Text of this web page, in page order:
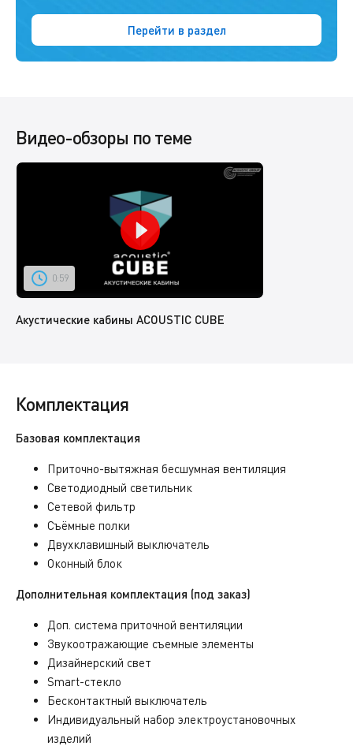
Перейти в раздел
Видео-обзоры по теме
0:59
Акустические кабины ACOUSTIC CUBE
Комплектация
Базовая комплектация
Приточно-вытяжная бесшумная вентиляция
Светодиодный светильник
Сетевой фильтр
Съёмные полки
Двухклавишный выключатель
Оконный блок
Дополнительная комплектация (под заказ)
Доп. система приточной вентиляции
Звукоотражающие съемные элементы
Дизайнерский свет
Smart-стекло
Бесконтактный выключатель
Индивидуальный набор электроустановочных
изделий